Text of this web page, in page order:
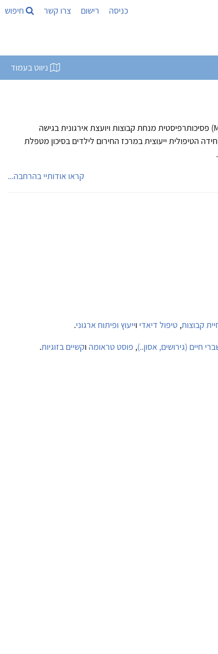
כניסה רישום צרו קשר חיפוש
ניווט בעמוד
גמליאל ירימי מירי עו"ס קלינית (M.A) פסיכותרפיסטית מנחת קבוצות ויועצת אירגונית בגישה
הטיפולית ייעוצית במרכז החירום לילדים בסיכון מטפלת
קראו אודותיי בהרחבה...
קבוצות, טיפול דיאדי וייעוץ ופיתוח ארגוני.
חיים (גירושים, אסון..), פוסט טראומה וקשיים בזוגיות.